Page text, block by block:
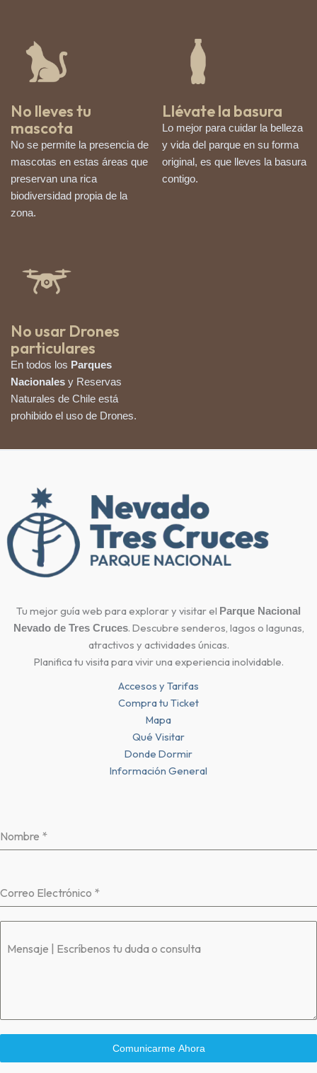
No lleves tu
mascota
No se permite la presencia de
mascotas en estas áreas que
preservan una rica
biodiversidad propia de la
zona.
Llévate la basura
Lo mejor para cuidar la belleza
y vida del parque en su forma
original, es que lleves la basura
contigo.
No usar Drones
particulares
En todos los Parques
Nacionales y Reservas
Naturales de Chile está
prohibido el uso de Drones.
Tu mejor guía web para explorar y visitar el Parque Nacional
Nevado de Tres Cruces. Descubre senderos, lagos o lagunas,
atractivos y actividades únicas.
Planifica tu visita para vivir una experiencia inolvidable.
Accesos y Tarifas
Compra tu Ticket
Mapa
Qué Visitar
Donde Dormir
Información General
Nombre *
Correo Electrónico *
Mensaje | Escríbenos tu duda o consulta
Comunicarme Ahora